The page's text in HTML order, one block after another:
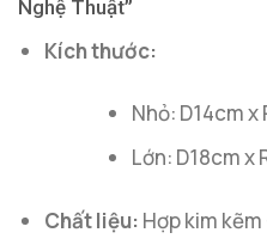
Nghệ Thuật”
Kích thước:
Nhỏ: D14cm x
Lớn: D18cm x
Chất liệu: Hợp kim kẽm